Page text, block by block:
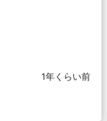
1年くらい前